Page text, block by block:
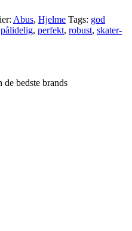
Abus, Hjelme Tags: god
pålidelig, perfekt, robust, skater-
bedste brands